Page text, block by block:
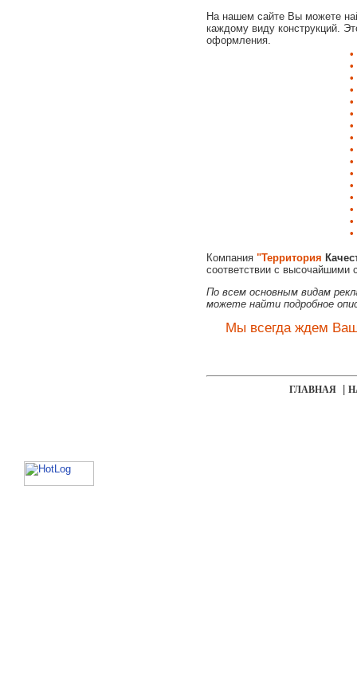
На нашем сайте Вы можете
каждому виду конструкций.
оформления.
•
•
•
•
•
•
•
•
•
•
•
•
•
•
•
•
Компания "Территория
соответствии с высочайшими
По всем основным видам
можете найти подробное
Мы всегда ждем
ГЛАВНАЯ|